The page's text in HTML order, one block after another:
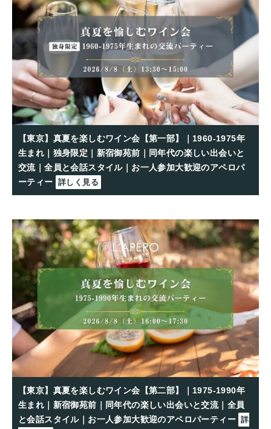
【東京】真夏を楽しむワイン会【第一部】｜1960-1975年
生まれ｜独身限定｜新宿御苑前｜同年代の楽しい出会いと
交流｜全員と会話スタイル｜お一人参加大歓迎のアペロパ
ーティー 詳しく見る
【東京】真夏を楽しむワイン会【第二部】｜1975-1990年
生まれ｜新宿御苑前｜同年代の楽しい出会いと交流｜全員
と会話スタイル｜お一人参加大歓迎のアペロパーティー 詳